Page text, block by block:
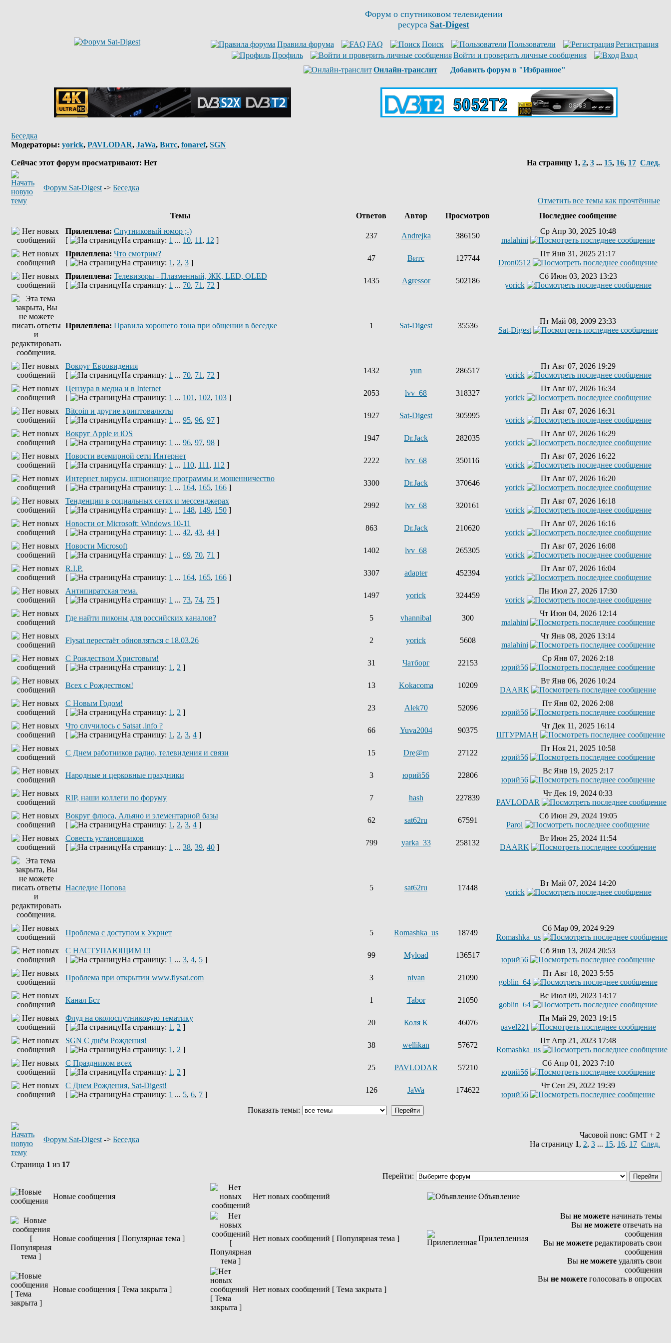
Форум о спутниковом телевидении
ресурса Sat-Digest
Правила форума FAQ Поиск Пользователи
Регистрация
Профиль
Войти и проверить личные сообщения
Вход
Онлайн-транслит
Добавить форум в "Избранное"
Беседка
Модераторы: yorick, PAVLODAR, JaWa, Витс, fonaref, SGN
Сейчас этот форум просматривают: Нет На страницу 1, 2, 3 ... 15, 16, 17 След.
Форум Sat-Digest -> Беседка
Отметить все темы как прочтённые
Темы
Ответов Автор Просмотров
Последнее сообщение
Прилеплена: Спутниковый юмор ;-)
[
На страницу: 1 ... 10, 11 , 12 ]
237 Andrejka 386150
Ср Апр 30, 2025 10:48
malahini
Прилеплена: Что смотрим?
[
На страницу: 1 , 2, 3 ]
47 Витс 127744
Пт Янв 31, 2025 21:17
Dron0512
Прилеплена: Телевизоры - Плазменный, ЖК, LED, OLED
[
На страницу: 1 ... 70, 71 , 72 ]
1435 Agressor 502186
Сб Июн 03, 2023 13:23
yorick
Прилеплена: Правила хорошего тона при общении в беседке 1 Sat-Digest 35536
Пт Май 08, 2009 23:33
Sat-Digest
Вокруг Евровидения
[
На страницу: 1 ... 70, 71 , 72 ]
1432 yun 286517
Пт Авг 07, 2026 19:29
yorick
Цензура в медиа и в Internet
[
На страницу: 1 ... 101 , 102, 103 ]
2053 lvv_68 318327
Пт Авг 07, 2026 16:34
yorick
Bitcoin и другие криптовалюты
[
На страницу: 1 ... 95, 96, 97 ]
1927 Sat-Digest 305995
Пт Авг 07, 2026 16:31
yorick
Вокруг Apple и iOS
[
На страницу: 1 ... 96, 97, 98 ]
1947 Dr.Jack 282035
Пт Авг 07, 2026 16:29
yorick
Новости всемирной сети Интернет
[
На страницу: 1 ... 110, 111 , 112 ]
2222 lvv_68 350116
Пт Авг 07, 2026 16:22
yorick
Интернет вирусы, шпионящие программы и мошенничество
[
На страницу: 1 ... 164, 165, 166 ]
3300 Dr.Jack 370646
Пт Авг 07, 2026 16:20
yorick
Тенденции в социальных сетях и мессенджерах
[
На страницу: 1 ... 148, 149, 150 ]
2992 lvv_68 320161
Пт Авг 07, 2026 16:18
yorick
Новости от Microsoft: Windows 10-11
[
На страницу: 1 ... 42, 43, 44 ]
863 Dr.Jack 210620
Пт Авг 07, 2026 16:16
yorick
Новости Microsoft
[
На страницу: 1 ... 69, 70, 71 ]
1402 lvv_68 265305
Пт Авг 07, 2026 16:08
yorick
R.I.P.
[
На страницу: 1 ... 164, 165, 166 ]
3307 adapter 452394
Пт Авг 07, 2026 16:04
yorick
Антипиратская тема.
[
На страницу: 1 ... 73, 74, 75 ]
1497 yorick 324459
Пн Июл 27, 2026 17:30
yorick
Где найти пиконы для российских каналов? 5 vhannibal 300
Чт Июн 04, 2026 12:14
malahini
Flysat перестаёт обновляться с 18.03.26 2 yorick 5608
Чт Янв 08, 2026 13:14
malahini
С Рождеством Христовым!
[
На страницу: 1 , 2 ]
31 Чатборг 22153
Ср Янв 07, 2026 2:18
юрий56
Всех с Рождеством! 13 Kokacoma 10209
Вт Янв 06, 2026 10:24
DAARK
С Новым Годом!
[
На страницу: 1 , 2 ]
23 Alek70 52096
Пт Янв 02, 2026 2:08
юрий56
Что случилось с Satsat .info ?
[
На страницу: 1 , 2, 3, 4 ]
66 Yuva2004 90375
Чт Дек 11, 2025 16:14
ШТУРМАН
C Днем работников радио, телевидения и связи 15 Dre@m 27122
Пт Ноя 21, 2025 10:58
юрий56
Народные и церковные праздники 3 юрий56 22806
Вс Янв 19, 2025 2:17
юрий56
RIP, наши коллеги по форуму 7 hash 227839
Чт Дек 19, 2024 0:33
PAVLODAR
Вокруг флюса, Альяно и элементарной базы
[
На страницу: 1 , 2, 3, 4 ]
62 sat62ru 67591
Сб Июн 29, 2024 19:05
Parol
Совесть установщиков
[
На страницу: 1 ... 38, 39, 40 ]
799 yarka_33 258132
Вт Июн 25, 2024 11:54
DAARK
Наследие Попова 5 sat62ru 17448
Вт Май 07, 2024 14:20
yorick
Проблема с доступом к Укрнет 5 Romashka_us 18749
Сб Мар 09, 2024 9:29
Romashka_us
С НАСТУПАЮЩИМ !!!
[
На страницу: 1 ... 3, 4, 5 ]
99 Myload 136517
Сб Янв 13, 2024 20:53
юрий56
Проблема при открытии www.flysat.com 3 nivan 21090
Пт Авг 18, 2023 5:55
goblin_64
Канал Бст 1 Tabor 21050
Вс Июл 09, 2023 14:17
goblin_64
Флуд на околоспутниковую тематику
[
На страницу: 1 , 2 ]
20 Коля К 46076
Пн Май 29, 2023 19:15
pavel221
SGN C днём Рождения!
[
На страницу: 1 , 2 ]
38 wellikan 57672
Пт Апр 21, 2023 17:48
Romashka_us
С Праздником всех
[
На страницу: 1 , 2 ]
25 PAVLODAR 57210
Сб Апр 01, 2023 7:10
юрий56
С Днем Рождения, Sat-Digest!
[
На страницу: 1 ... 5, 6, 7 ]
126 JaWa 174622
Чт Сен 29, 2022 19:39
юрий56
Показать темы:
Форум Sat-Digest -> Беседка
Часовой пояс: GMT + 2
На страницу 1, 2, 3 ... 15, 16, 17 След.
Страница 1 из 17
Перейти:
Новые сообщения Нет новых сообщений Объявление
Новые сообщения [ Популярная тема ] Нет новых сообщений [ Популярная тема ] Прилепленная
Новые сообщения [ Тема закрыта ] Нет новых сообщений [ Тема закрыта ]
Вы не можете начинать темы
Вы не можете отвечать на
сообщения
Вы не можете редактировать свои
сообщения
Вы не можете удалять свои
сообщения
Вы не можете голосовать в опросах